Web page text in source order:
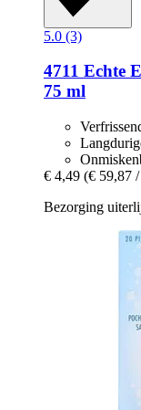
5.0 (3)
4711 Echte
75 ml
€ 4,49 (€ 59,87
Bezorging